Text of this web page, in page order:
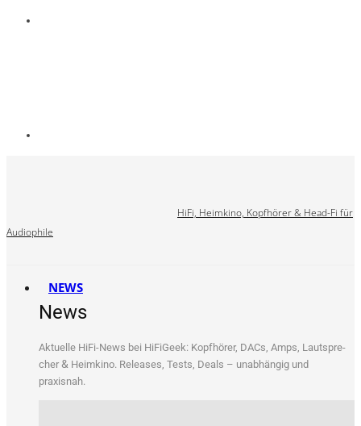
HiFi, Heimkino, Kopfhörer & Head-Fi für
Audiophile
NEWS
News
Aktu­el­le HiFi-News bei HiFi­Ge­ek: Kopf­hö­rer, DACs, Amps, Laut­spre­
cher & Heim­ki­no. Releases, Tests, Deals – unab­hän­gig und
praxisnah.